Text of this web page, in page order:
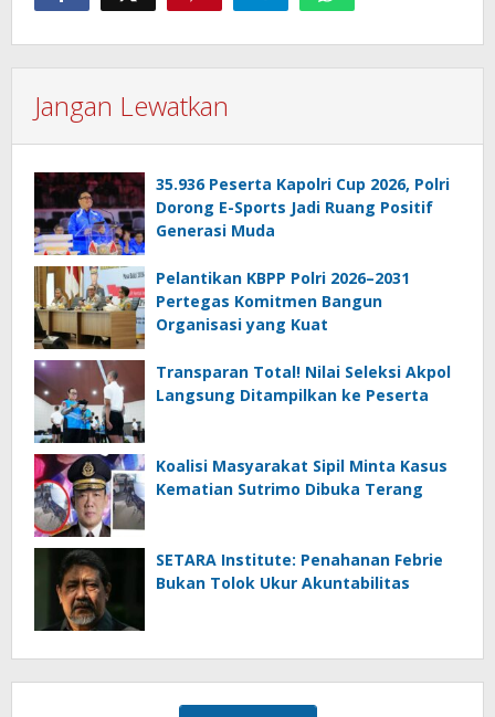
Jangan Lewatkan
35.936 Peserta Kapolri Cup 2026, Polri
Dorong E-Sports Jadi Ruang Positif
Generasi Muda
Pelantikan KBPP Polri 2026–2031
Pertegas Komitmen Bangun
Organisasi yang Kuat
Transparan Total! Nilai Seleksi Akpol
Langsung Ditampilkan ke Peserta
Koalisi Masyarakat Sipil Minta Kasus
Kematian Sutrimo Dibuka Terang
SETARA Institute: Penahanan Febrie
Bukan Tolok Ukur Akuntabilitas